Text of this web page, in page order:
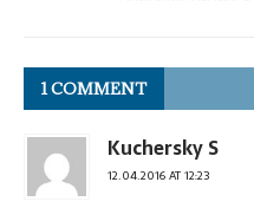
1 COMMENT
Kuchersky S
12.04.2016 AT 12:23